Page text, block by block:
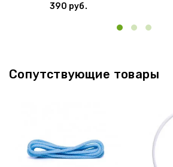
390 руб.
Сопутствующие товары